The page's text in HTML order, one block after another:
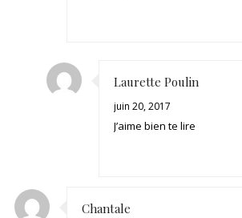
Laurette Poulin
juin 20, 2017
J’aime bien te lire
Chantale